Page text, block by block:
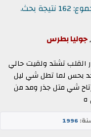
نتيجة بحث.
جوليا بطرس
القلب تشتد ولقيت حالي
بحس لما تطل شي ليل
شي متل جذر ومد من
ه
1996